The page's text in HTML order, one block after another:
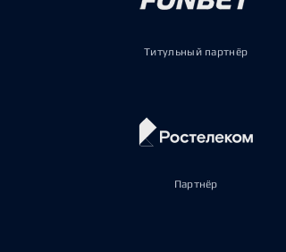
Титульный партнёр
Партнёр